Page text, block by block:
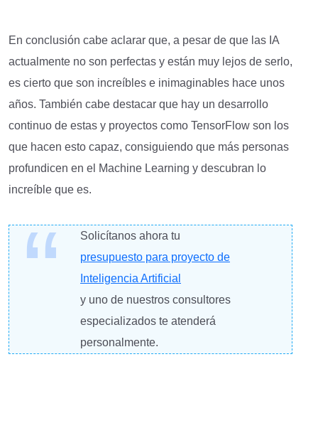
En conclusión cabe aclarar que, a pesar de que las IA
actualmente no son perfectas y están muy lejos de serlo,
es cierto que son increíbles e inimaginables hace unos
años. También cabe destacar que hay un desarrollo
continuo de estas y proyectos como TensorFlow son los
que hacen esto capaz, consiguiendo que más personas
profundicen en el Machine Learning y descubran lo
increíble que es.
Solicítanos ahora tu
presupuesto para proyecto de
Inteligencia Artificial
y uno de nuestros consultores
especializados te atenderá
personalmente.